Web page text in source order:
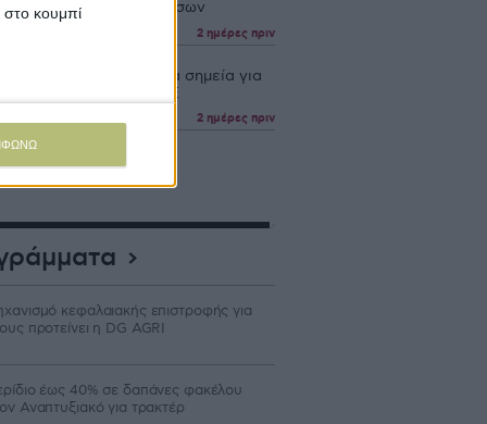
στο κουμπίζώα λόγω ζωονόσων
2 ημέρες πριν
νέα εγκύκλιος, λεπτά σημεία για
δήλωσης ΟΣΔΕ
2 ημέρες πριν
κεφαλαιακής επιστροφής για
προτείνει η DG AGRI
έως 40% σε δαπάνες φακέλου
Αναπτυξιακό για τρακτέρ